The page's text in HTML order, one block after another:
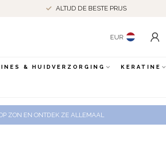
ALTIJD DE BESTE PRIJS
EUR
& HUIDVERZORGING KERATINE
ZON EN ONTDEK ZE ALLEMAAL